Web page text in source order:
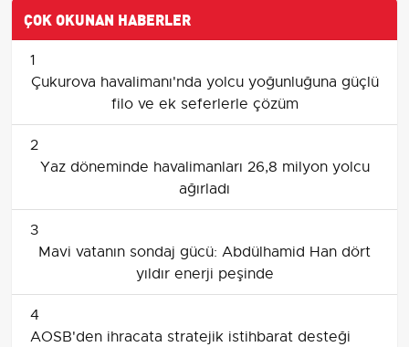
ÇOK OKUNAN HABERLER
1
Çukurova havalimanı'nda yolcu yoğunluğuna güçlü
filo ve ek seferlerle çözüm
2
Yaz döneminde havalimanları 26,8 milyon yolcu
ağırladı
3
Mavi vatanın sondaj gücü: Abdülhamid Han dört
yıldır enerji peşinde
4
AOSB'den ihracata stratejik istihbarat desteği